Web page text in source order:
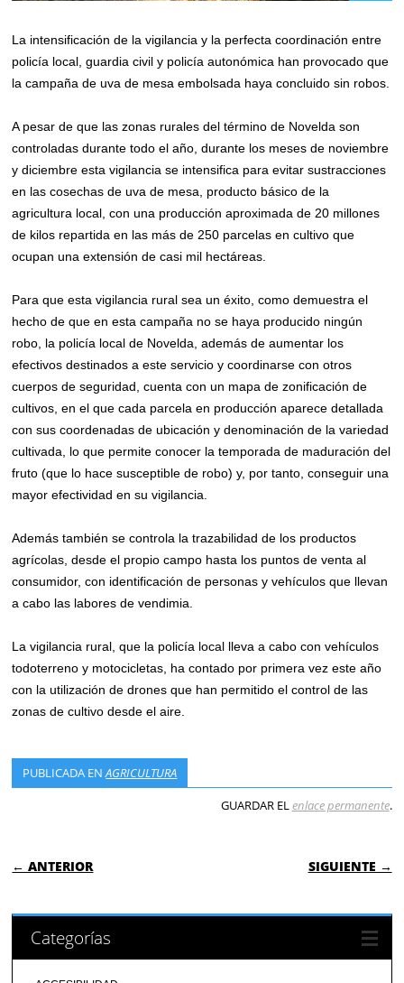
La intensificación de la vigilancia y la perfecta coordinación entre
policía local, guardia civil y policía autonómica han provocado que
la campaña de uva de mesa embolsada haya concluido sin robos.
A pesar de que las zonas rurales del término de Novelda son
controladas durante todo el año, durante los meses de noviembre
y diciembre esta vigilancia se intensifica para evitar sustracciones
en las cosechas de uva de mesa, producto básico de la
agricultura local, con una producción aproximada de 20 millones
de kilos repartida en las más de 250 parcelas en cultivo que
ocupan una extensión de casi mil hectáreas.
Para que esta vigilancia rural sea un éxito, como demuestra el
hecho de que en esta campaña no se haya producido ningún
robo, la policía local de Novelda, además de aumentar los
efectivos destinados a este servicio y coordinarse con otros
cuerpos de seguridad, cuenta con un mapa de zonificación de
cultivos, en el que cada parcela en producción aparece detallada
con sus coordenadas de ubicación y denominación de la variedad
cultivada, lo que permite conocer la temporada de maduración del
fruto (que lo hace susceptible de robo) y, por tanto, conseguir una
mayor efectividad en su vigilancia.
Además también se controla la trazabilidad de los productos
agrícolas, desde el propio campo hasta los puntos de venta al
consumidor, con identificación de personas y vehículos que llevan
a cabo las labores de vendimia.
La vigilancia rural, que la policía local lleva a cabo con vehículos
todoterreno y motocicletas, ha contado por primera vez este año
con la utilización de drones que han permitido el control de las
zonas de cultivo desde el aire.
PUBLICADA ENAGRICULTURA
GUARDAR ELenlace permanente.
NAVEGACIÓN DE ENTRADAS
← ANTERIOR SIGUIENTE →
Categorías